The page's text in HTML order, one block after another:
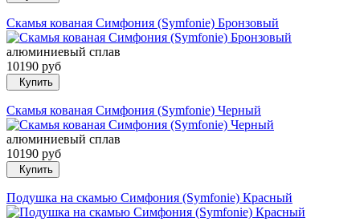
Скамья кованая Симфония (Symfonie) Бронзовый
алюминиевый сплав
10190 руб
Купить
Скамья кованая Симфония (Symfonie) Черный
алюминиевый сплав
10190 руб
Купить
Подушка на скамью Симфония (Symfonie) Красный